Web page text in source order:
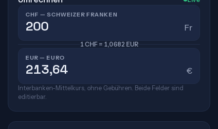
CHF — SCHWEIZER FRANKEN
Fr
1 CHF = 1,0682 EUR
EUR — EURO
€
Interbanken-Mittelkurs, ohne Gebühren. Beide Felder sind
editierbar.